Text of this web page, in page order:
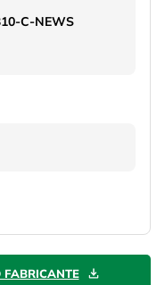
C-NEWS